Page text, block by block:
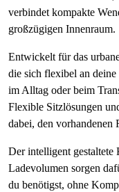
verbindet kompakte
großzügigen Innenraum.
Entwickelt für das
die sich flexibel an
im Alltag oder beim
Flexible Sitzlösungen
dabei, den vorhandenen
Der intelligent gestaltete
Ladevolumen sorgen
du benötigst, ohne